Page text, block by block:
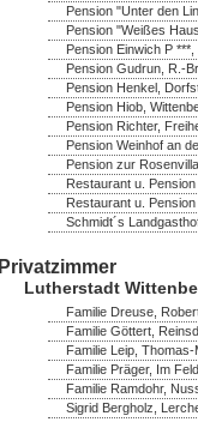
Pension "Unter den
Pension "Weißes
Pension Einwich P
Pension Gudrun, R.-
Pension Henkel,
Pension Hiob,
Pension Richter,
Pension Weinhof an
Pension zur
Restaurant u.
Restaurant u.
Schmidt´s
Privatzimmer
Lutherstadt
Familie Dreuse,
Familie Göttert,
Familie Leip,
Familie Präger, Im
Familie Ramdohr,
Sigrid Bergholz,